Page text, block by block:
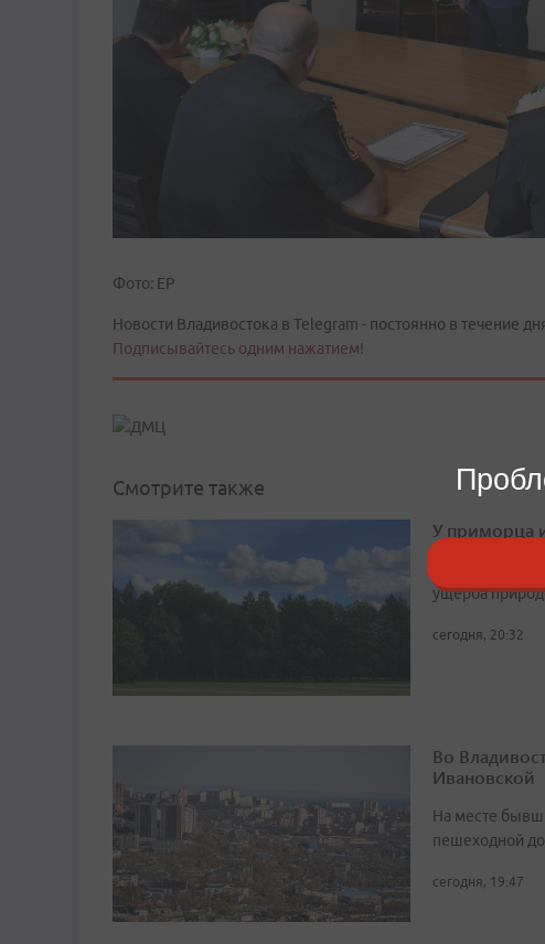
Фото: ЕР
Новости Владивостока в Telegram - постоянно в течение
Подписывайтесь одним нажатием!
Смотрите также
У приморца
Теперь
ущерба
сегодня, 20:32
Во
Ивановской
На месте
пешеходной
сегодня, 19:47